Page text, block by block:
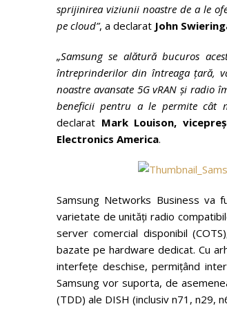
sprijinirea viziunii noastre de a le
pe cloud”, a declarat John
„Samsung se alătură bucuros
întreprinderilor din întreaga țară,
noastre avansate 5G vRAN și radio
beneficii pentru a le permite cât
declarat Mark Louison,
Electronics America.
Samsung Networks Business va
varietate de unități radio
server comercial disponibil
bazate pe hardware dedicat. Cu
interfețe deschise, permițând
Samsung vor suporta, de
(TDD) ale DISH (inclusiv n71, n29,